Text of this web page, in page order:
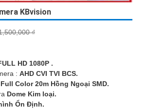
KBvision
₫
HD 1080P .
: AHD CVI TVI BCS.
Full Color 20m Hồng Ngoại SMD.
Dome Kim loại.
Ổn Định.